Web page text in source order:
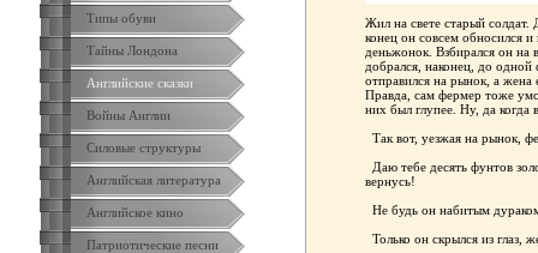
Типы обуви
Тайны Лондона
Английские сказки
Войны Англии
Силовые структуры
Английская литература
Английское кино
Патриотические песни
Жил на свете старый солдат.
конец он совсем обносился и
деньжонок. Взбирался он на
добрался, наконец, до
отправился на рынок, а жена
Правда, сам фермер тоже
них был глупее. Ну, да когда
Так вот, уезжая на рынок,
Даю тебе десять фунтов
вернусь!
Не будь он набитым
Только он скрылся из глаз,